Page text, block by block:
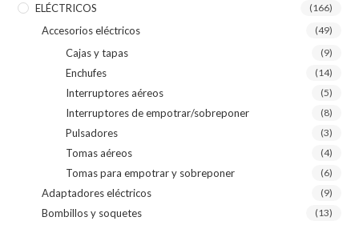
ELÉCTRICOS (166)
Accesorios eléctricos (49)
Cajas y tapas (9)
Enchufes (14)
Interruptores aéreos (5)
Interruptores de empotrar/sobreponer (8)
Pulsadores (3)
Tomas aéreos (4)
Tomas para empotrar y sobreponer (6)
Adaptadores eléctricos (9)
Bombillos y soquetes (13)